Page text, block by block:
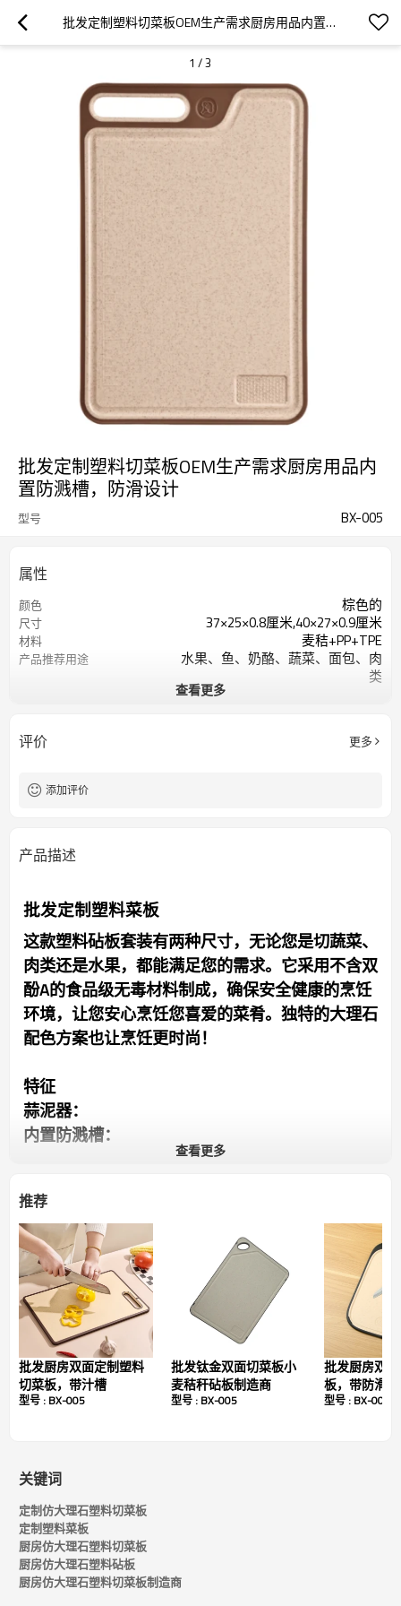
批发定制塑料切菜板OEM生产需求厨房用品内置防溅槽，防滑设计
1 /3
批发定制塑料切菜板OEM生产需求厨房用品内
置防溅槽，防滑设计
型号 BX-005
属性
颜色 棕色的
尺寸 37×25×0.8厘米,40×27×0.9厘米
材料 麦秸+PP+TPE
产品推荐用途
水果、鱼、奶酪、蔬菜、面包、肉
类
查看更多
评价 更多
添加评价
产品描述
批发定制塑料菜板
这款塑料砧板套装有两种尺寸，无论您是切蔬菜、
肉类还是水果，都能满足您的需求。它采用不含双
酚A的食品级无毒材料制成，确保安全健康的烹饪
环境，让您安心烹饪您喜爱的菜肴。独特的大理石
配色方案也让烹饪更时尚！
特征
蒜泥器：
内置防溅槽：
握感舒适：
厨房定制塑料切菜板技术规格
姓名：
颜色：
灰色、白色、黑色、灰色
气质：
小麦秸秆+PP+TPE
尺寸：
重量：
形状：
独特性：
查看更多
推荐
批发厨房双面定制塑料
切菜板，带汁槽
型号 : BX-005
批发钛金双面切菜板小
麦秸秆砧板制造商
型号 : BX-005
批发厨房双
板，带防滑
型号 : BX-005
关键词
定制仿大理石塑料切菜板
定制塑料菜板
厨房仿大理石塑料切菜板
厨房仿大理石塑料砧板
厨房仿大理石塑料切菜板制造商